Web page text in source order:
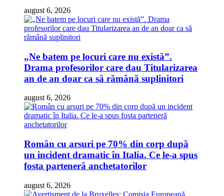
august 6, 2026
„Ne batem pe locuri care nu există”.
Drama profesorilor care dau Titularizarea
an de an doar ca să rămână suplinitori
august 6, 2026
Român cu arsuri pe 70% din corp după
un incident dramatic în Italia. Ce le-a spus
fosta parteneră anchetatorilor
august 6, 2026